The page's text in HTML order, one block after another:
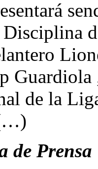
de la
de Prensa